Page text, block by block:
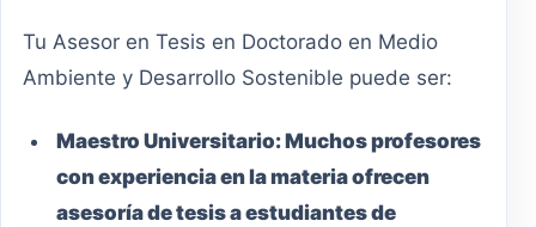
Tu Asesor en Tesis en Doctorado en Medio
Ambiente y Desarrollo Sostenible puede ser:
MaestroUniversitario:Muchos profesores
con experiencia en la materia ofrecen
asesoría de tesis a estudiantes de